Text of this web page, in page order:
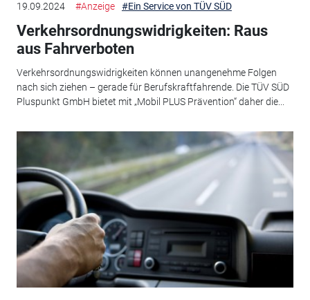
19.09.2024 #Anzeige #Ein Service von TÜV SÜD
Verkehrsordnungswidrigkeiten: Raus
aus Fahrverboten
Verkehrsordnungswidrigkeiten können unangenehme Folgen
nach sich ziehen – gerade für Berufskraftfahrende. Die TÜV SÜD
Pluspunkt GmbH bietet mit „Mobil PLUS Prävention“ daher die...